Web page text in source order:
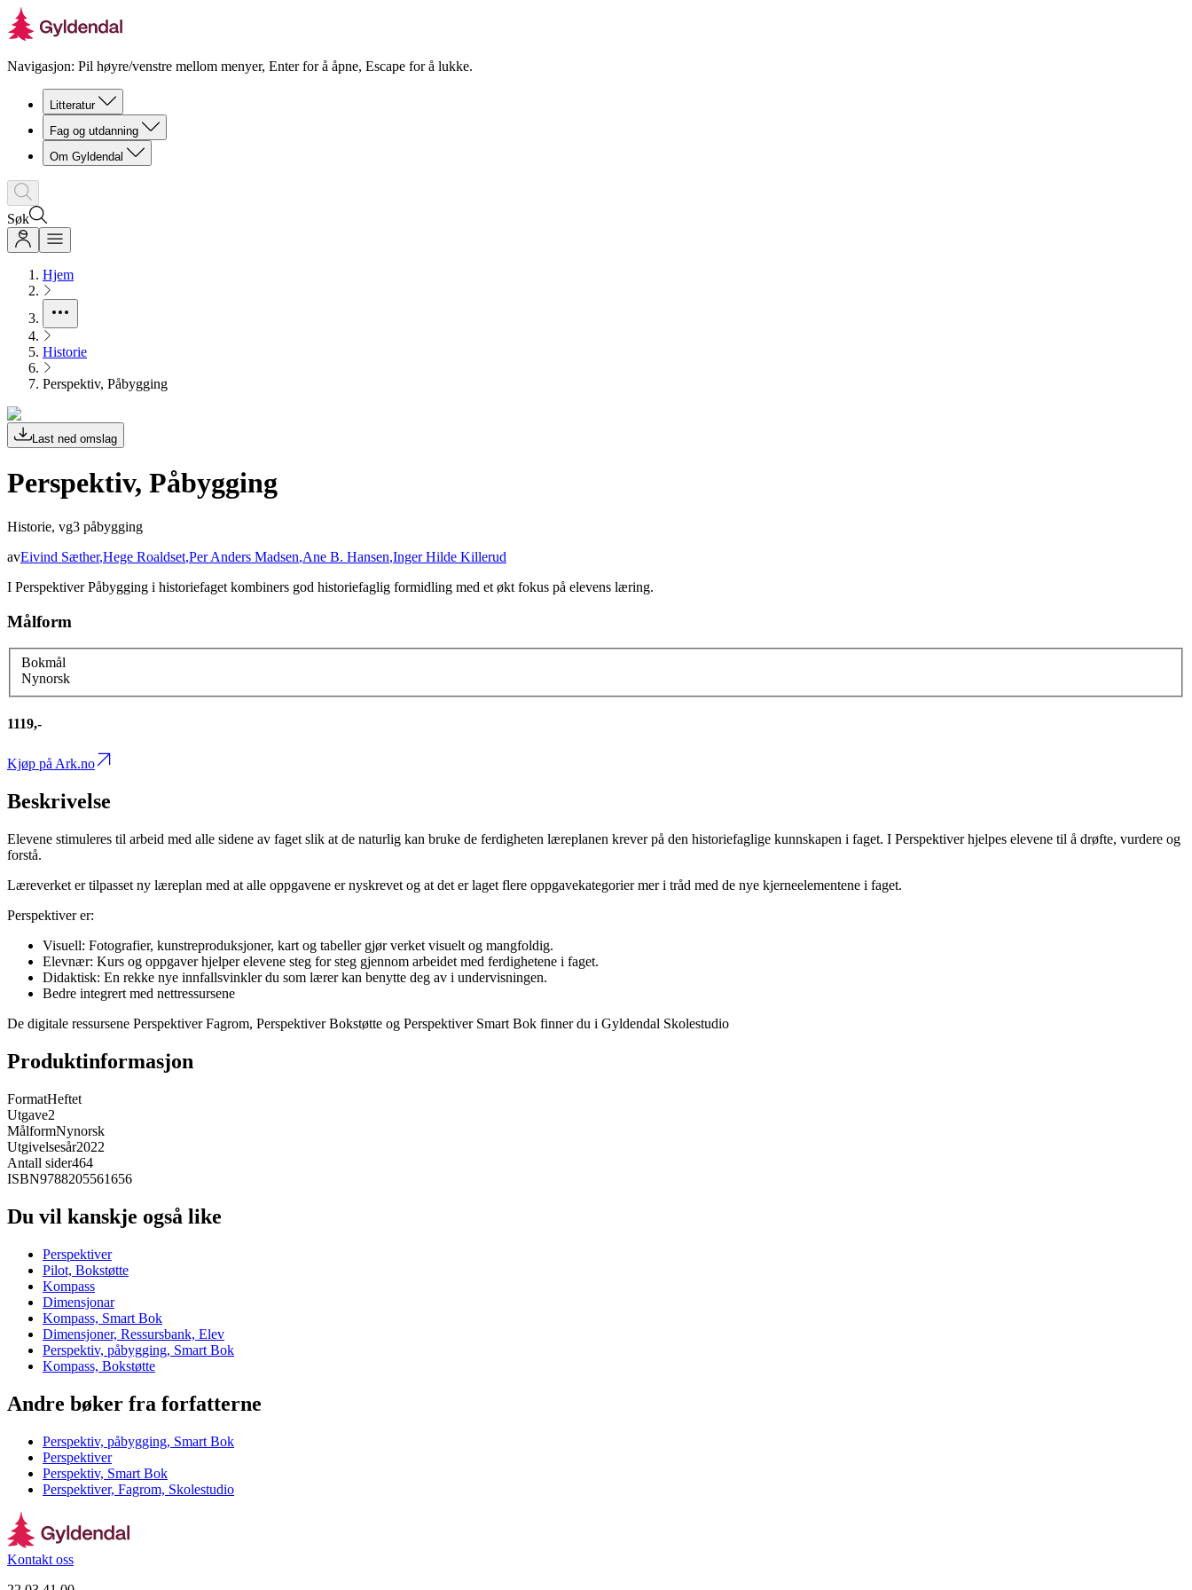
Navigasjon: Pil høyre/venstre mellom menyer, Enter for å åpne, Escape for å lukke.
Litteratur
Fag og utdanning
Om Gyldendal
Søk
Hjem
Historie
Perspektiv, Påbygging
Last ned omslag
Perspektiv, Påbygging
Historie, vg3 påbygging
avEivind Sæther,Hege Roaldset,Per Anders Madsen,Ane B. Hansen,Inger Hilde Killerud
I Perspektiver Påbygging i historiefaget kombiners god historiefaglig formidling med et økt fokus på elevens læring.
Målform
Bokmål
Nynorsk
1119,-
Kjøp på Ark.no
Beskrivelse
Elevene stimuleres til arbeid med alle sidene av faget slik at de naturlig kan bruke de ferdigheten læreplanen krever på den historiefaglige kunnskapen i faget. I Perspektiver hjelpes elevene til å drøfte, vurdere og
forstå.
Læreverket er tilpasset ny læreplan med at alle oppgavene er nyskrevet og at det er laget flere oppgavekategorier mer i tråd med de nye kjerneelementene i faget.
Perspektiver er:
Visuell: Fotografier, kunstreproduksjoner, kart og tabeller gjør verket visuelt og mangfoldig.
Elevnær: Kurs og oppgaver hjelper elevene steg for steg gjennom arbeidet med ferdighetene i faget.
Didaktisk: En rekke nye innfallsvinkler du som lærer kan benytte deg av i undervisningen.
Bedre integrert med nettressursene
De digitale ressursene Perspektiver Fagrom, Perspektiver Bokstøtte og Perspektiver Smart Bok finner du i Gyldendal Skolestudio
Produktinformasjon
FormatHeftet
Utgave2
MålformNynorsk
Utgivelsesår2022
Antall sider464
ISBN9788205561656
Du vil kanskje også like
Perspektiver
Pilot, Bokstøtte
Kompass
Dimensjonar
Kompass, Smart Bok
Dimensjoner, Ressursbank, Elev
Perspektiv, påbygging, Smart Bok
Kompass, Bokstøtte
Andre bøker fra forfatterne
Perspektiv, påbygging, Smart Bok
Perspektiver
Perspektiv, Smart Bok
Perspektiver, Fagrom, Skolestudio
Kontakt oss